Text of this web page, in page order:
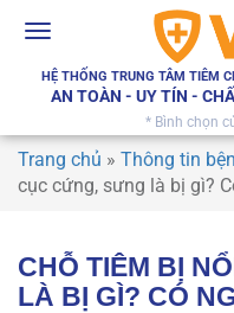
Toggle
HỆ THỐNG TRUNG TÂM TIÊM
AN TOÀN - UY TÍN -
* Bình chọn
Trang chủ » Thông tin
cục cứng, sưng là bị gì?
CHỖ TIÊM BỊ
LÀ BỊ GÌ? CÓ